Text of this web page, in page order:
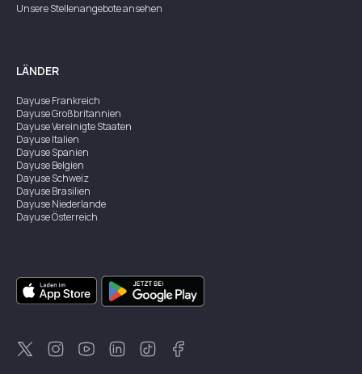
Unsere Stellenangebote ansehen
LÄNDER
DayuseFrankreich
DayuseGroßbritannien
DayuseVereinigte Staaten
DayuseItalien
DayuseSpanien
DayuseBelgien
DayuseSchweiz
DayuseBrasilien
DayuseNiederlande
DayuseÖsterreich
DayuseSingapur
DayuseZweden
DayuseThailand
DayuseNeuseeland
DayuseTürkei